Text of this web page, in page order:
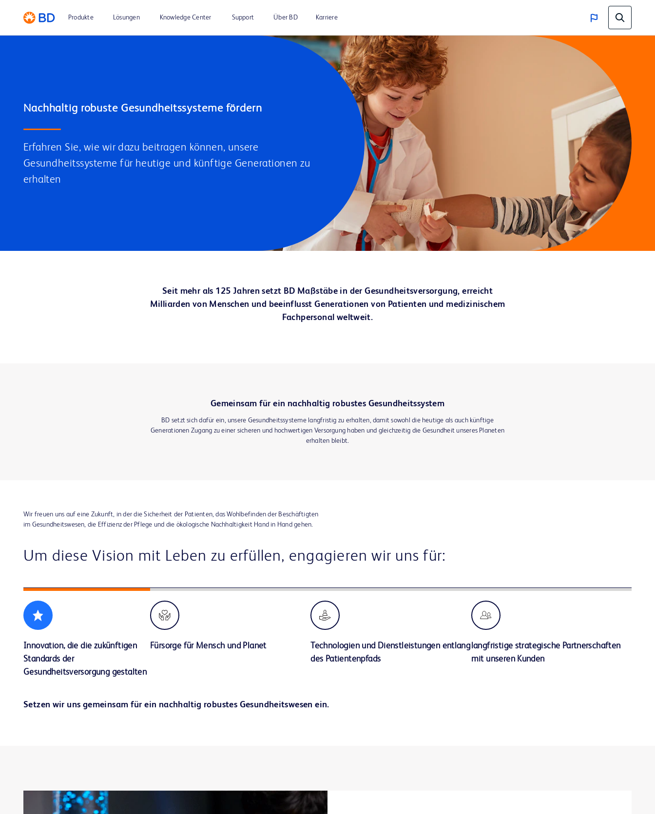
Produkte Lösungen Knowledge Center Support Über BD Karriere
Erfahren Sie, wie wir dazu beitragen können, unsere
Gesundheitssysteme für heutige und künftige Generationen zu
erhalten
Seit mehr als 125 Jahren setzt BD Maßstäbe in der Gesundheitsversorgung, erreicht
Milliarden von Menschen und beeinflusst Generationen von Patienten und medizinischem
Fachpersonal weltweit.
Gemeinsam für ein nachhaltig robustes Gesundheitssystem
BD setzt sich dafür ein, unsere Gesundheitssysteme langfristig zu erhalten, damit sowohl die heutige als auch künftige
Generationen Zugang zu einer sicheren und hochwertigen Versorgung haben und gleichzeitig die Gesundheit unseres Planeten
erhalten bleibt.
Wir freuen uns auf eine Zukunft, in der die Sicherheit der Patienten, das Wohlbefinden der Beschäftigten
im Gesundheitswesen, die Effizienz der Pflege und die ökologische Nachhaltigkeit Hand in Hand gehen.
Um diese Vision mit Leben zu erfüllen, engagieren wir uns für:
Innovation, die die zukünftigen
Standards der
Gesundheitsversorgung gestalten
Fürsorge für Mensch und Planet
Technologien und Dienstleistungen entlang
des Patientenpfads
langfristige strategische Partnerschaften
mit unseren Kunden
Setzen wir uns gemeinsam für ein nachhaltig robustes Gesundheitswesen ein.